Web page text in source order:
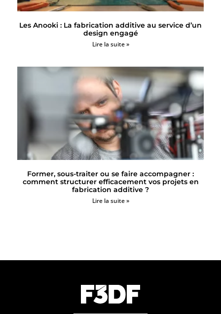
Les Anooki : La fabrication additive au service d’un
design engagé
Lire la suite »
Former, sous-traiter ou se faire accompagner :
comment structurer efficacement vos projets en
fabrication additive ?
Lire la suite »